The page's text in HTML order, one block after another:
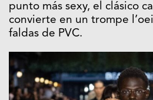
punto más sexy, el clásico
convierte en un trompe
faldas de PVC.